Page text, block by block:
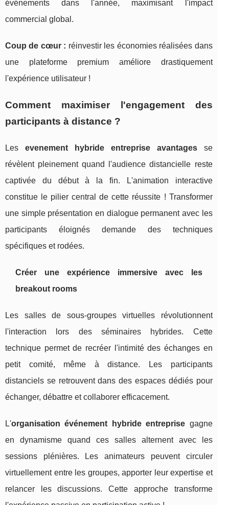
événements dans l'année, maximisant l'impact
commercial global.
Coup de cœur : réinvestir les économies réalisées dans
une plateforme premium améliore drastiquement
l'expérience utilisateur !
Comment maximiser l'engagement des
participants à distance ?
Les evenement hybride entreprise avantagesse
révèlent pleinement quand l'audience distancielle reste
captivée du début à la fin. L'animation interactive
constitue le pilier central de cette réussite ! Transformer
une simple présentation en dialogue permanent avec les
participants éloignés demande des techniques
spécifiques et rodées.
Créer une expérience immersive avec les
breakout rooms
Les salles de sous-groupes virtuelles révolutionnent
l'interaction lors des séminaires hybrides. Cette
technique permet de recréer l'intimité des échanges en
petit comité, même à distance. Les participants
distanciels se retrouvent dans des espaces dédiés pour
échanger, débattre et collaborer efficacement.
L'organisation événement hybride entreprise gagne
en dynamisme quand ces salles alternent avec les
sessions plénières. Les animateurs peuvent circuler
virtuellement entre les groupes, apporter leur expertise et
relancer les discussions. Cette approche transforme